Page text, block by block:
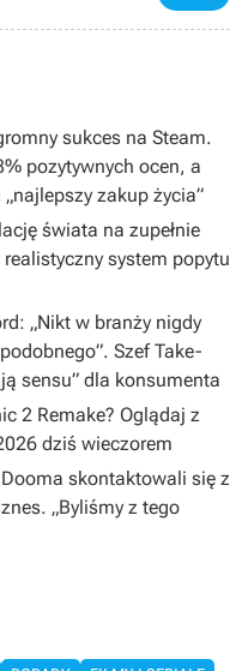
sukces na Steam.
pozytywnych ocen, a
zakup życia”
świata na zupełnie
system popytu
„Nikt w branży nigdy
Szef Take-
sensu” dla konsumenta
2 Remake? Oglądaj z
dziś wieczorem
skontaktowali się z
„Byliśmy z tego